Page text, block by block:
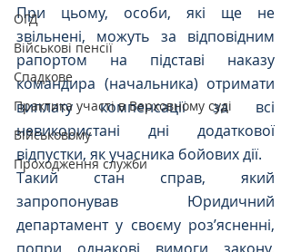
ОГД
Військові пенсії
Спадкове
Практика участі в Верховному суді
Військовому
Проходження служби
При цьому, особи, які ще не
звільнені, можуть за відповідним
рапортом на підставі наказу
командира (начальника) отримати
виплату компенсації за всі
невикористані дні додаткової
відпустки, як учасника бойових дії.
Такий стан справ, який
запропонував Юридичний
департамент у своєму роз’ясненні,